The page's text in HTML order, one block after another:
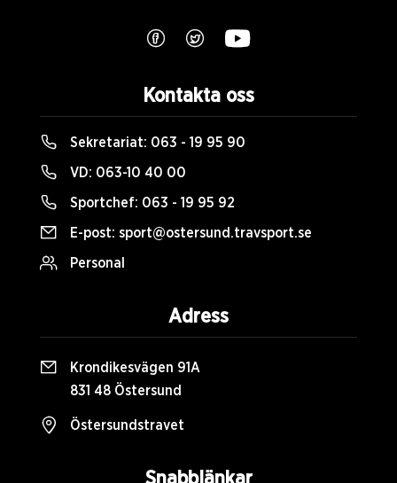
Snabblänkar
Kontakta oss
Sekretariat: 063 - 19 95 90
VD: 063-10 40 00
Sportchef: 063 - 19 95 92
E-post: sport@ostersund.travsport.se
Personal
Adress
Krondikesvägen 91A
831 48 Östersund
Östersundstravet